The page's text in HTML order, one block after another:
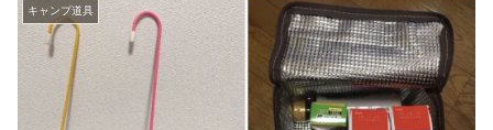
キャンプ道具